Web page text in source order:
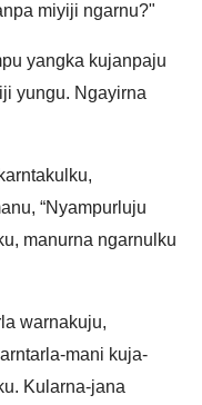
miyiji ngarnu?"
yangka kujanpaju
yungu. Ngayirna
“Nyampurluju
manurna ngarnulku
warnakuju,
mani kuja-
Kularna-jana